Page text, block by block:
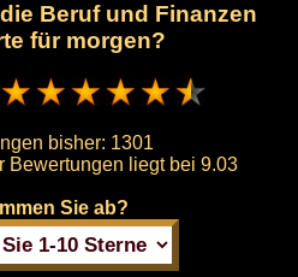
Beruf und Finanzen
für morgen?
bisher: 1301
Bewertungen liegt bei 9.03
Sie ab?